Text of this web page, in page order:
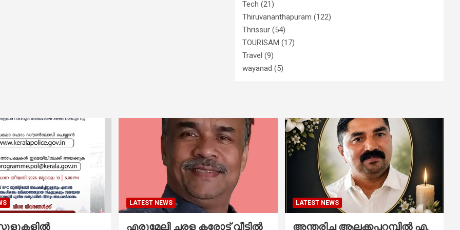
Tech (21)
Thiruvananthapuram (122)
Thrissur (54)
TOURISAM (17)
Travel (9)
wayanad (5)
LATEST NEWS
എരുമേലി ചരള കരോട്ട് വീട്ടിൽ
LATEST NEWS
അന്തരിച്ച ആ​ല​ക്ക​പ്പ​റമ്പിൽ​ എ.​